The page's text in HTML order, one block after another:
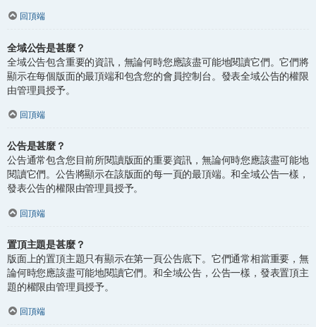
回頂端
全域公告是甚麼？
全域公告包含重要的資訊，無論何時您應該盡可能地閱讀它們。它們將
顯示在每個版面的最頂端和包含您的會員控制台。發表全域公告的權限
由管理員授予。
回頂端
公告是甚麼？
公告通常包含您目前所閱讀版面的重要資訊，無論何時您應該盡可能地
閱讀它們。公告將顯示在該版面的每一頁的最頂端。和全域公告一樣，
發表公告的權限由管理員授予。
回頂端
置頂主題是甚麼？
版面上的置頂主題只有顯示在第一頁公告底下。它們通常相當重要，無
論何時您應該盡可能地閱讀它們。和全域公告，公告一樣，發表置頂主
題的權限由管理員授予。
回頂端